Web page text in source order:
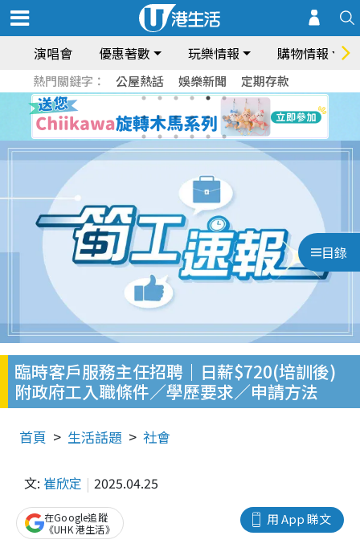
演唱會 優惠著數 玩樂情報 購物情報
熱門關鍵字： 公屋熱話 娛樂新聞 定期存款
目錄
臨時客戶服務主任招聘｜日薪$720(培訓後)
附政府工入職條件／學歷要求／申請方法
首頁 生活話題 社會
文: 崔欣定 2025.04.25
用 App 睇文
在Google追蹤
《UHK 港生活》